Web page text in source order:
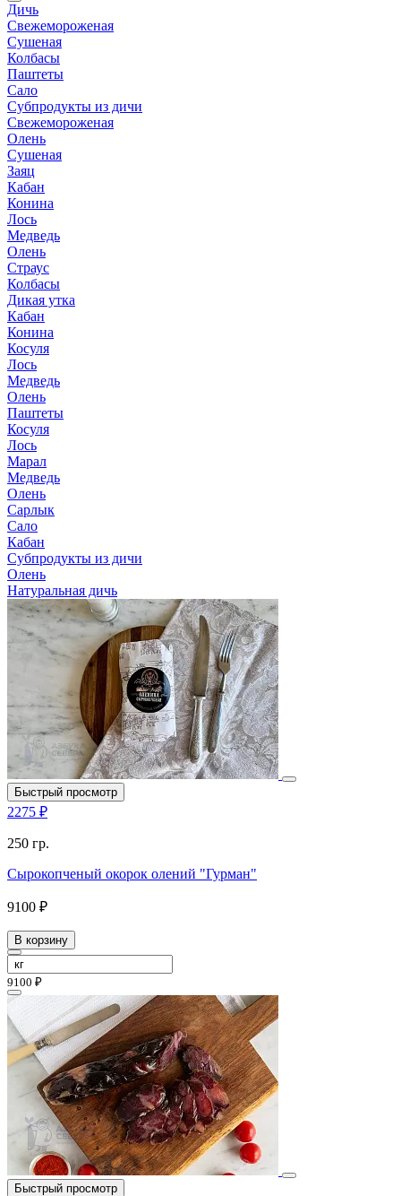
Дичь
Свежемороженая
Сушеная
Колбасы
Паштеты
Сало
Субпродукты из дичи
Свежемороженая
Олень
Сушеная
Заяц
Кабан
Конина
Лось
Медведь
Олень
Страус
Колбасы
Дикая утка
Кабан
Конина
Косуля
Лось
Медведь
Олень
Паштеты
Косуля
Лось
Марал
Медведь
Олень
Сарлык
Сало
Кабан
Субпродукты из дичи
Олень
Натуральная дичь
Быстрый просмотр
2275 ₽
250 гр.
Сырокопченый окорок олений "Гурман"
9100 ₽
В корзину
9100 ₽
Быстрый просмотр